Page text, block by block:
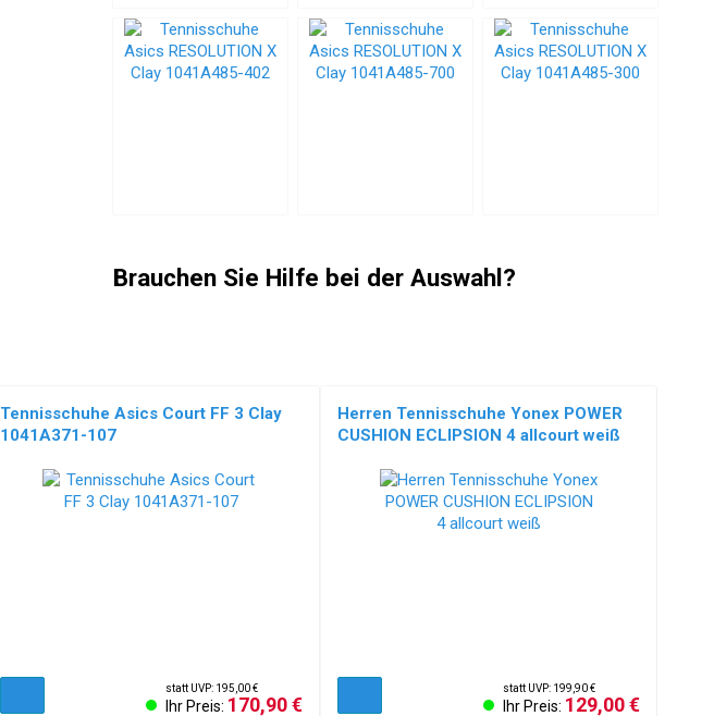
Brauchen Sie Hilfe bei der Auswahl?
Tennisschuhe Asics Court FF 3 Clay
1041A371-107
statt UVP: 195,00 €
Ihr Preis: 170,90 €
Herren Tennisschuhe Yonex POWER
CUSHION ECLIPSION 4 allcourt weiß
statt UVP: 199,90 €
Ihr Preis: 129,00 €